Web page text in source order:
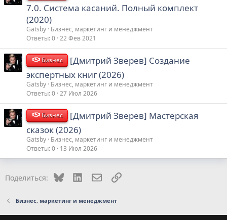
7.0. Система касаний. Полный комплект
(2020)
Gatsby Бизнес, маркетинг и менеджмент
Ответы 0 22 Фев 2021
Бизнес
[Дмитрий Зверев] Создание
экспертных книг (2026)
Gatsby Бизнес, маркетинг и менеджмент
Ответы 0 27 Июл 2026
Бизнес
[Дмитрий Зверев] Мастерская
сказок (2026)
Gatsby Бизнес, маркетинг и менеджмент
Ответы 0 13 Июл 2026
Поделиться: Bluesky LinkedInЭлектронная почта
Ссылка
Бизнес, маркетинг и менеджмент